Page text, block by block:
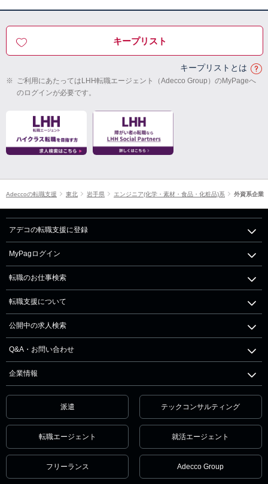
キープリスト
キープリストとは
※ ご利用にあたってはLHH転職エージェント（Adecco Group）のMyPageへ
のログインが必要です。
Adeccoの転職支援 東北 岩手県 エンジニア(化学・素材・食品・化粧品)系 外資系企業
アデコの転職支援に登録
MyPagログイン
転職のお仕事検索
転職支援について
公開中の求人検索
Q&A・お問い合わせ
企業情報
派遣 テックコンサルティング
転職エージェント 就活エージェント
フリーランス Adecco Group